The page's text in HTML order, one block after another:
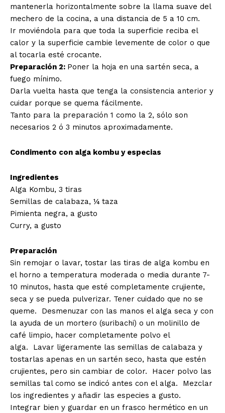
mantenerla horizontalmente sobre la llama suave del
mechero de la cocina, a una distancia de 5 a 10 cm.
Ir moviéndola para que toda la superficie reciba el
calor y la superficie cambie levemente de color o que
al tocarla esté crocante.
Preparación 2: Poner la hoja en una sartén seca, a
fuego mínimo.
Darla vuelta hasta que tenga la consistencia anterior y
cuidar porque se quema fácilmente.
Tanto para la preparación 1 como la 2, sólo son
necesarios 2 ó 3 minutos aproximadamente.
Condimento con alga kombu y especias
Ingredientes
Alga Kombu, 3 tiras
Semillas de calabaza, ¼ taza
Pimienta negra, a gusto
Curry, a gusto
Preparación
Sin remojar o lavar, tostar las tiras de alga kombu en
el horno a temperatura moderada o media durante 7-
10 minutos, hasta que esté completamente crujiente,
seca y se pueda pulverizar. Tener cuidado que no se
queme. Desmenuzar con las manos el alga seca y con
la ayuda de un mortero (suribachi) o un molinillo de
café limpio, hacer completamente polvo el
alga. Lavar ligeramente las semillas de calabaza y
tostarlas apenas en un sartén seco, hasta que estén
crujientes, pero sin cambiar de color. Hacer polvo las
semillas tal como se indicó antes con el alga. Mezclar
los ingredientes y añadir las especies a gusto.
Integrar bien y guardar en un frasco hermético en un